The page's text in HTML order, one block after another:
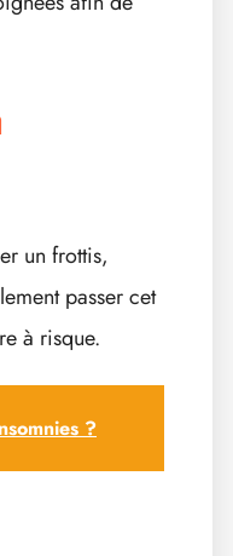
un frottis,
passer cet
à risque.
?